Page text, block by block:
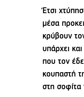
Έτσι
μέσα
κρύβουν
υπάρχει
που τον
κουπαστή
στη σοφίτα